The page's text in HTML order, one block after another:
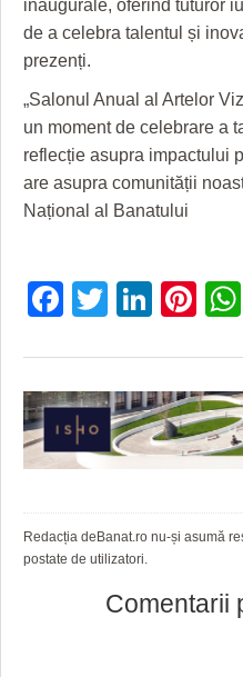
inaugurale, oferind tuturor
de a celebra talentul și
prezenți.
„Salonul Anual al Artelor
un moment de celebrare a
reflecție asupra impactului
are asupra comunității
Național al Banatului
Facebook
Twitter
Redacția deBanat.ro nu-și asumă
postate de utilizatori.
Comentarii